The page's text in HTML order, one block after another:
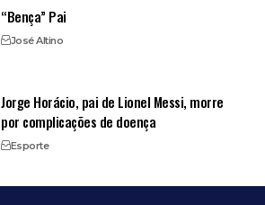
“Bença” Pai
José Altino
Jorge Horácio, pai de Lionel Messi, morre
por complicações de doença
Esporte